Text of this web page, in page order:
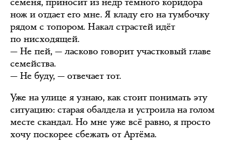
нож и отдает его мне. Я кладу его на тумбочку
рядом с топором. Накал страстей идёт
по нисходящей.
— Не пей, — ласково говорит участковый главе
семейства.
— Не буду, — отвечает тот.
Уже на улице я узнаю, как стоит понимать эту
ситуацию: старая обалдела и устроила на голом
месте скандал. Но мне уже всё равно, я просто
хочу поскорее сбежать от Артёма.